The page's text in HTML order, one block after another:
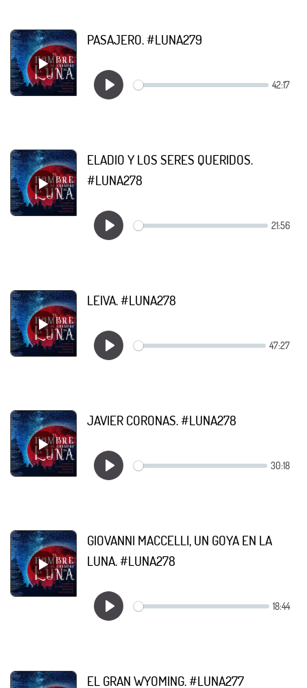
PASAJERO. #LUNA279
ELADIO Y LOS SERES QUERIDOS.
#LUNA278
LEIVA. #LUNA278
JAVIER CORONAS. #LUNA278
GIOVANNI MACCELLI, UN GOYA EN LA
LUNA. #LUNA278
EL GRAN WYOMING. #LUNA277